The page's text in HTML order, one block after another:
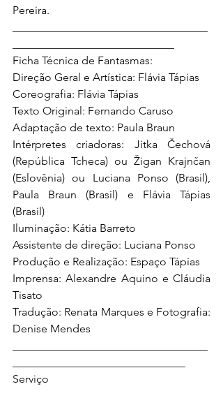
Pereira.
Ficha Técnica de Fantasmas:
Direção Geral e Artística: Flávia Tápias
Coreografia: Flávia Tápias
Texto Original: Fernando Caruso
Adaptação de texto: Paula Braun
Intérpretes criadoras: Jitka Čechová
(República Tcheca) ou Žigan Krajnčan
(Eslovênia) ou Luciana Ponso (Brasil),
Paula Braun (Brasil) e Flávia Tápias
(Brasil)
Iluminação: Kátia Barreto
Assistente de direção: Luciana Ponso
Produção e Realização: Espaço Tápias
Imprensa: Alexandre Aquino e Cláudia
Tisato
Tradução: Renata Marques e Fotografia:
Denise Mendes
Serviço